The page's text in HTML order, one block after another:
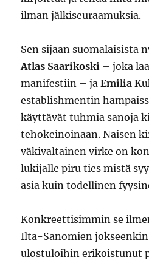
ilman jälkiseuraamuksia.
Sen sijaan suomalaisista
Atlas Saarikoski – joka
manifestiin – jaEmilia
establishmentin
käyttävät tuhmia sanoja
tehokeinoinaan. Naisen
väkivaltainen virke on
lukijalle piru ties mistä
asia kuin todellinen
Konkreettisimmin se
Ilta-Sanomien
ulostuloihin erikoistunut